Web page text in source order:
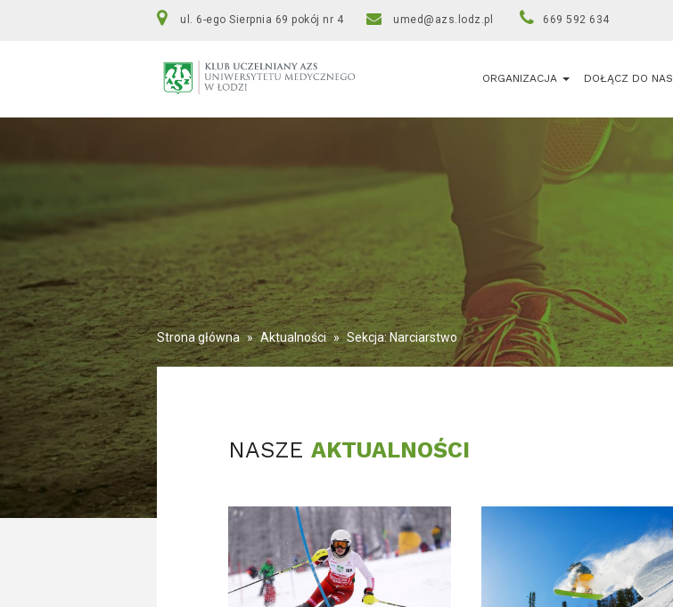
ul. 6-ego Sierpnia 69 pokój nr 4 umed@azs.lodz.pl 669 592 634
ORGANIZACJA DOŁĄCZ DO NAS
Strona główna » Aktualności » Sekcja: Narciarstwo
NASZEAKTUALNOŚCI